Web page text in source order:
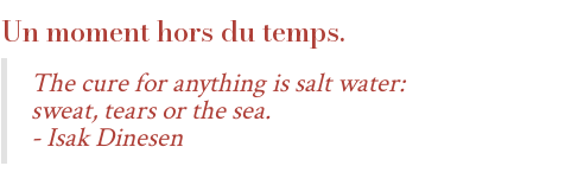
Un moment hors du temps.
The cure for anything is salt water:
sweat, tears or the sea.
- Isak Dinesen